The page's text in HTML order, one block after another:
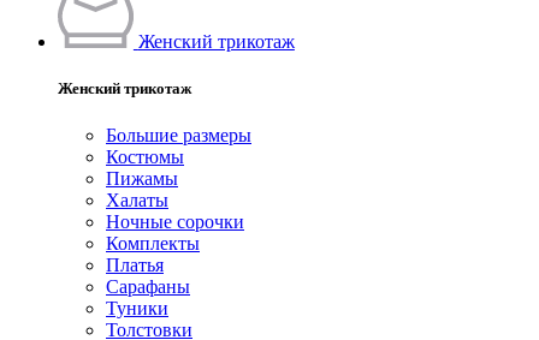
Женский трикотаж
Женский трикотаж
Большие размеры
Костюмы
Пижамы
Халаты
Ночные сорочки
Комплекты
Платья
Сарафаны
Туники
Толстовки